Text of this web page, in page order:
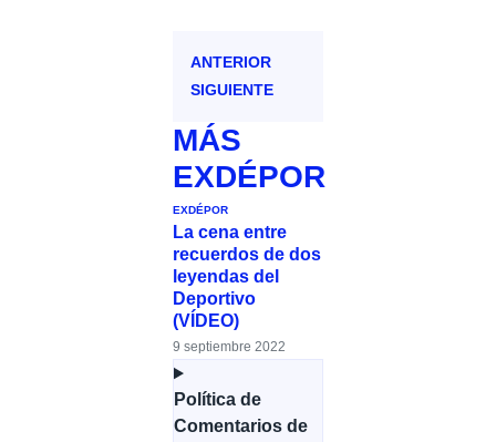
ANTERIOR
SIGUIENTE
MÁS
EXDÉPOR
EXDÉPOR
La cena entre
recuerdos de dos
leyendas del
Deportivo
(VÍDEO)
9 septiembre 2022
Política de
Comentarios de